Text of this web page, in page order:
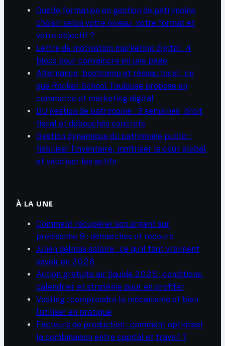
Quelle formation en gestion de patrimoine
choisir selon votre niveau, votre format et
votre objectif ?
Lettre de motivation marketing digital : 4
blocs pour convaincre en une page
Alternance, bootcamp et réseau local : ce
que Rocket School Toulouse propose en
commerce et marketing digital
DU gestion de patrimoine : 3 semaines, droit
fiscal et débouchés concrets
Gestion dynamique du patrimoine public :
fiabiliser l’inventaire, maîtriser le coût global
et valoriser les actifs
À LA UNE
Comment récupérer son argent sur
predissime 9 : démarches et recours
Julien delmas salaire : ce qu’il faut vraiment
savoir en 2026
Action gratuite air liquide 2025 : conditions,
calendrier et stratégie pour en profiter
Vesting : comprendre le mécanisme et bien
l’utiliser en pratique
Facteurs de production : comment optimiser
la combinaison entre capital et travail ?